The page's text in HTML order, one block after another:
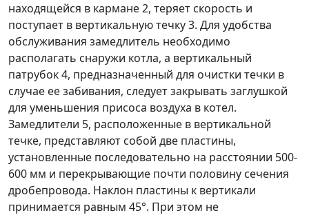
находящейся в кармане 2, теряет скорость и
поступает в вертикальную течку 3. Для удобства
обслуживания замедлитель необходимо
располагать снаружи котла, а вертикальный
патрубок 4, предназначенный для очистки течки в
случае ее забивания, следует закрывать заглушкой
для уменьшения присоса воздуха в котел.
Замедлители 5, расположенные в вертикальной
течке, представляют собой две пластины,
установленные последовательно на расстоянии 500-
600 мм и перекрывающие почти половину сечения
дробепровода. Наклон пластины к вертикали
принимается равным 45°. При этом не